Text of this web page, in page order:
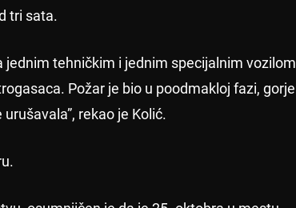
tri sata.
jednim tehničkim i jednim specijalnim
Požar je bio u poodmakloj fazi,
rekao je Kolić.